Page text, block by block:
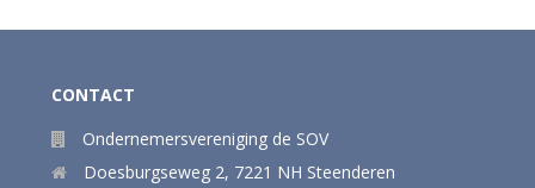
CONTACT
Ondernemersvereniging de SOV
Doesburgseweg 2, 7221 NH Steenderen